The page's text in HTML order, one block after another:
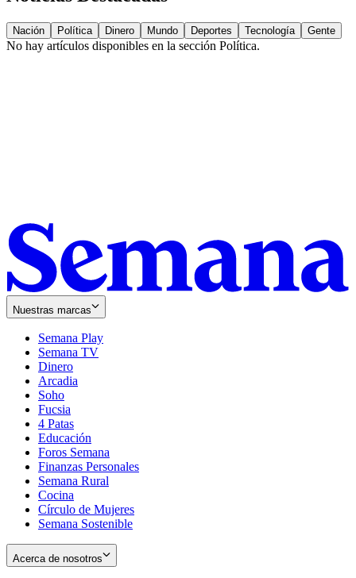
Nación Política Dinero Mundo Deportes Tecnología Gente
No hay artículos disponibles en la sección Política.
Nuestras marcas
Semana Play
Semana TV
Dinero
Arcadia
Soho
in
new
window
Fucsia
in
new
window
4 Patas
Educación
Foros Semana
Finanzas Personales
Semana Rural
Cocina
Círculo de Mujeres
Semana Sostenible
Acerca de nosotros